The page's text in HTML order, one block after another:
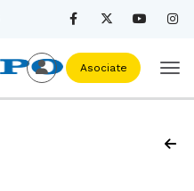
Asociate